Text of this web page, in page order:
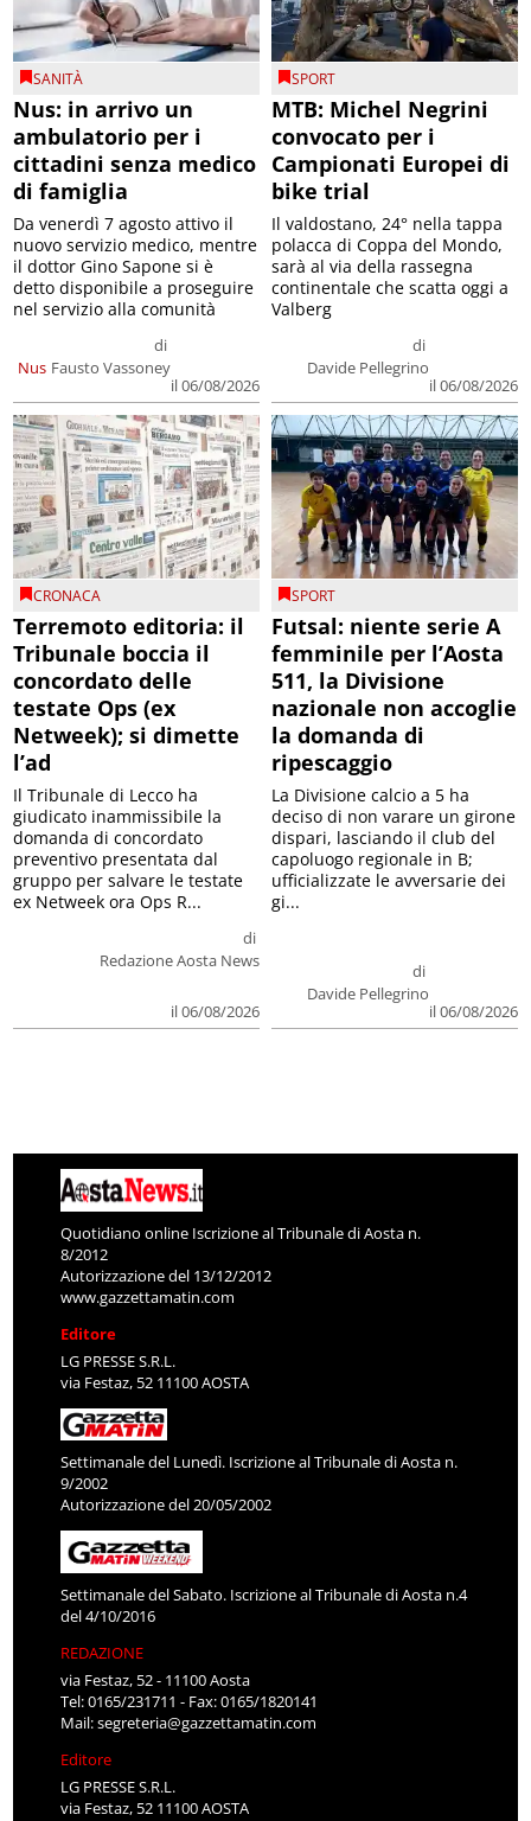
SANITÀ
Nus: in arrivo un
ambulatorio per i
cittadini senza medico
di famiglia
Nus
di
Fausto Vassoney
il 06/08/2026
Da venerdì 7 agosto attivo il
nuovo servizio medico, mentre
il dottor Gino Sapone si è
detto disponibile a proseguire
nel servizio alla comunità
SPORT
MTB: Michel Negrini
convocato per i
Campionati Europei di
bike trial
di
Davide Pellegrino
il 06/08/2026
Il valdostano, 24° nella tappa
polacca di Coppa del Mondo,
sarà al via della rassegna
continentale che scatta oggi a
Valberg
CRONACA
Terremoto editoria: il
Tribunale boccia il
concordato delle
testate Ops (ex
Netweek); si dimette
l’ad
di
Redazione Aosta News
il 06/08/2026
Il Tribunale di Lecco ha
giudicato inammissibile la
domanda di concordato
preventivo presentata dal
gruppo per salvare le testate
ex Netweek ora Ops R...
SPORT
Futsal: niente serie A
femminile per l’Aosta
511, la Divisione
nazionale non accoglie
la domanda di
ripescaggio
di
Davide Pellegrino
il 06/08/2026
La Divisione calcio a 5 ha
deciso di non varare un girone
dispari, lasciando il club del
capoluogo regionale in B;
ufficializzate le avversarie dei
gi...
Quotidiano online Iscrizione al Tribunale di Aosta n.
8/2012
Autorizzazione del 13/12/2012
www.gazzettamatin.com
Editore
LG PRESSE S.R.L.
via Festaz, 52 11100 AOSTA
Settimanale del Lunedì. Iscrizione al Tribunale di Aosta n.
9/2002
Autorizzazione del 20/05/2002
Settimanale del Sabato. Iscrizione al Tribunale di Aosta n.4
del 4/10/2016
REDAZIONE
via Festaz, 52 - 11100 Aosta
Tel: 0165/231711 - Fax: 0165/1820141
Mail:segreteria@gazzettamatin.com
Editore
LG PRESSE S.R.L.
via Festaz, 52 11100 AOSTA